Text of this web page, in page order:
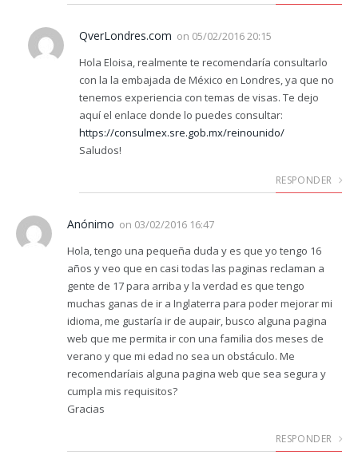
QverLondres.com on 05/02/2016 20:15
Hola Eloisa, realmente te recomendaría consultarlo
con la la embajada de México en Londres, ya que no
tenemos experiencia con temas de visas. Te dejo
aquí el enlace donde lo puedes consultar:
https://consulmex.sre.gob.mx/reinounido/
Saludos!
RESPONDER
Anónimo on 03/02/2016 16:47
Hola, tengo una pequeña duda y es que yo tengo 16
años y veo que en casi todas las paginas reclaman a
gente de 17 para arriba y la verdad es que tengo
muchas ganas de ir a Inglaterra para poder mejorar mi
idioma, me gustaría ir de aupair, busco alguna pagina
web que me permita ir con una familia dos meses de
verano y que mi edad no sea un obstáculo. Me
recomendaríais alguna pagina web que sea segura y
cumpla mis requisitos?
Gracias
RESPONDER